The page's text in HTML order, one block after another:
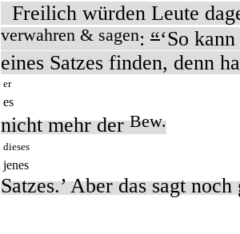
Freilich würden Leute
verwahren & sagen: “‘So
eines Satzes finden, denn
er
es
nicht mehr derBew.
dieses
jenes
Satzes.’ Aber das sagt